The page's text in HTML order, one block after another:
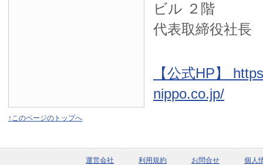
ビル ２階
代表取締役社
【公式HP】
nippo.co.jp/
↑このページのトップへ
運営会社 利用規約 お問合せ 個人